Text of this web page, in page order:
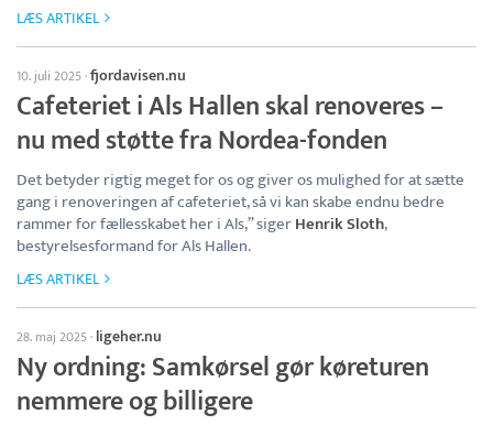
LÆS ARTIKEL
10. juli 2025·fjordavisen.nu
Cafeteriet i Als Hallen skal renoveres –
nu med støtte fra Nordea-fonden
Det betyder rigtig meget for os og giver os mulighed for at sætte
gang i renoveringen af cafeteriet, så vi kan skabe endnu bedre
rammer for fællesskabet her i Als,” sigerHenrik Sloth,
bestyrelsesformand for Als Hallen.
LÆS ARTIKEL
28. maj 2025· ligeher.nu
Ny ordning: Samkørsel gør køreturen
nemmere og billigere